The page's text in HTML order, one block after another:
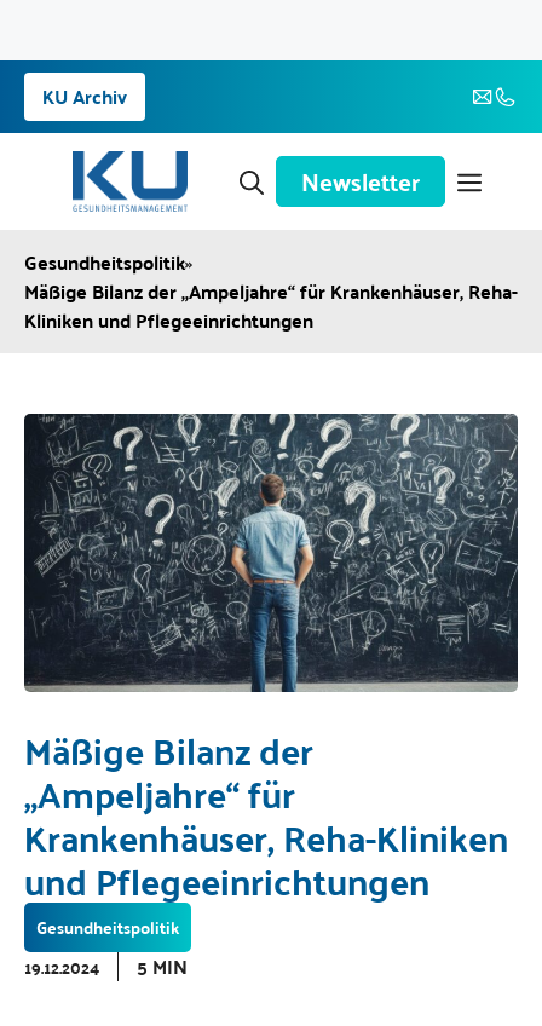
Zum
Inhalt
springen
KU Archiv
Newsletter
Gesundheitspolitik»
Mäßige Bilanz der „Ampeljahre“ für Krankenhäuser, Reha-
Kliniken und Pflegeeinrichtungen
Mäßige Bilanz der
„Ampeljahre“ für
Krankenhäuser, Reha-Kliniken
und Pflegeeinrichtungen
Gesundheitspolitik
19.12.2024
5 MIN